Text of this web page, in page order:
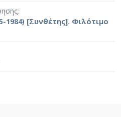
1984) [Συνθέτης]. Φιλότιμο